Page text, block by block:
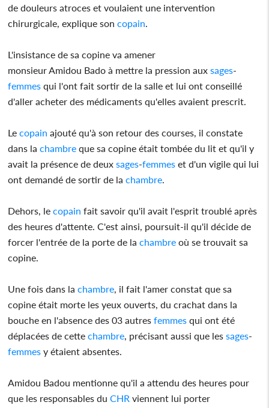
de douleurs atroces et voulaient une intervention
chirurgicale, explique soncopain
L'insistance de sa copine va amener
monsieur Amidou Bado à mettre la pression auxsages-
femmes qui l'ont fait sortir de la salle et lui ont conseillé
d'aller acheter des médicaments qu'elles avaient prescrit.
Lecopain ajouté qu'à son retour des courses, il constate
dans lachambre que sa copine était tombée du lit et qu'il y
avait la présence de deuxsages-femmes et d'un vigile qui lui
ont demandé de sortir de lachambre
Dehors, lecopain fait savoir qu'il avait l'esprit troublé après
des heures d'attente. C'est ainsi, poursuit-il qu'il décide de
forcer l'entrée de la porte de lachambre où se trouvait sa
copine.
Une fois dans lachambre , il fait l'amer constat que sa
copine était morte les yeux ouverts, du crachat dans la
bouche en l'absence des 03 autresfemmes qui ont été
déplacées de cettechambre , précisant aussi que lessages-
femmes y étaient absentes.
Amidou Badou mentionne qu'il a attendu des heures pour
que les responsables duCHR viennent lui porter